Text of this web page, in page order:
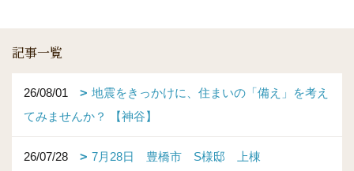
記事一覧
26/08/01
地震をきっかけに、住まいの「備え」を考え
てみませんか？ 【神谷】
26/07/28 7月28日 豊橋市 S様邸 上棟